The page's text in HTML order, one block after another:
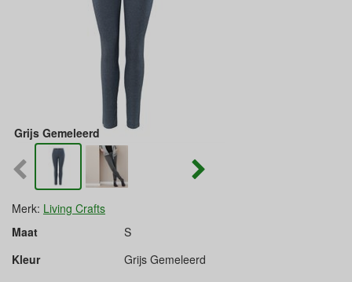
Grijs Gemeleerd
Merk: Living Crafts
Maat
S
Kleur
Grijs Gemeleerd